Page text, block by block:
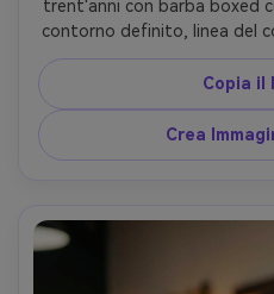
trent'anni con barba boxed
contorno definito, linea del
media, abbinata a taglio
stroboscopica da studio
sfondo grigio, Canon R5
realistica, estetica da
Copia il
Crea